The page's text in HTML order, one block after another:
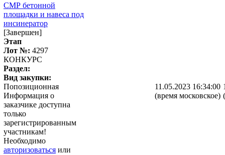
СМР бетонной
площадки и навеса под
инсинератор
[Завершен]
Этап
Лот №: 4297
КОНКУРС
Раздел:
Вид закупки:
Попозиционная
Информация о
заказчике доступна
только
зарегистрированным
участникам!
Необходимо
авторизоваться или
11.05.2023 16:34:00
(время московское)